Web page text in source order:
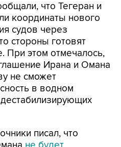
что Тегеран и
координаты нового
судов через
стороны готовят
При этом отмечалось,
Ирана и Омана
не сможет
в водном
писал, что